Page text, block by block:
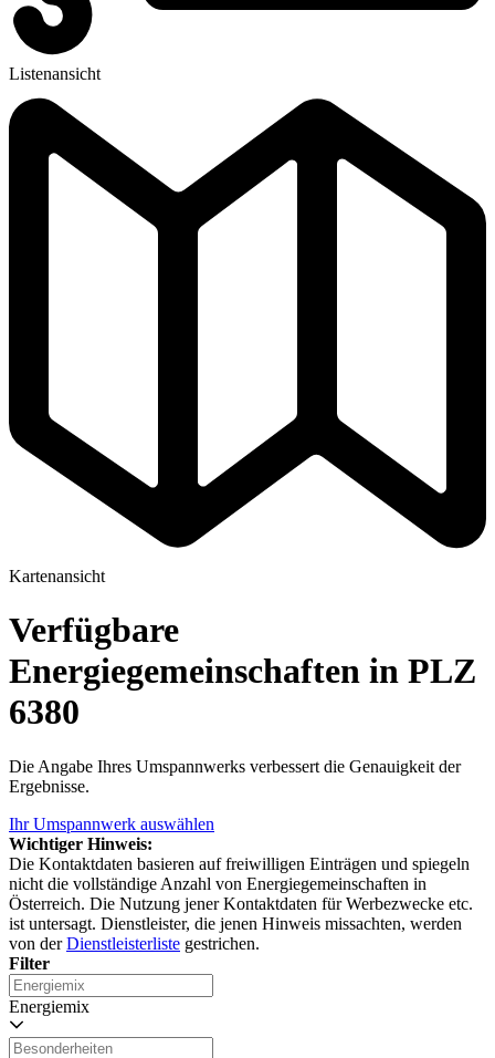
Listenansicht
Kartenansicht
Verfügbare
Energiegemeinschaften in PLZ
6380
Die Angabe Ihres Umspannwerks verbessert die Genauigkeit der
Ergebnisse.
Ihr Umspannwerk auswählen
Wichtiger Hinweis:
Die Kontaktdaten basieren auf freiwilligen Einträgen und spiegeln
nicht die vollständige Anzahl von Energiegemeinschaften in
Österreich. Die Nutzung jener Kontaktdaten für Werbezwecke etc.
ist untersagt. Dienstleister, die jenen Hinweis missachten, werden
von derDienstleisterliste gestrichen.
Filter
Energiemix